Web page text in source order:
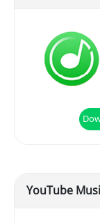
YouTube